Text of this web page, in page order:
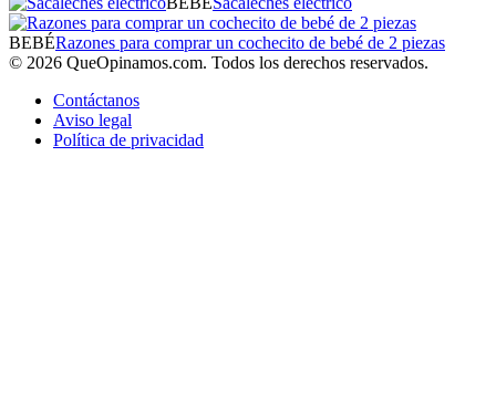
BEBÉRazones para comprar un cochecito de bebé de 2 piezas
© 2026 QueOpinamos.com. Todos los derechos reservados.
Contáctanos
Aviso legal
Política de privacidad